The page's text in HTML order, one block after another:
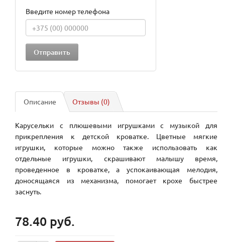
Введите номер телефона
Описание Отзывы (0)
Карусельки с плюшевыми игрушками с музыкой для
прикрепления к детской кроватке. Цветные мягкие
игрушки, которые можно также использовать как
отдельные игрушки, скрашивают малышу время,
проведенное в кроватке, а успокаивающая мелодия,
доносящаяся из механизма, помогает крохе быстрее
заснуть.
78.40 руб.